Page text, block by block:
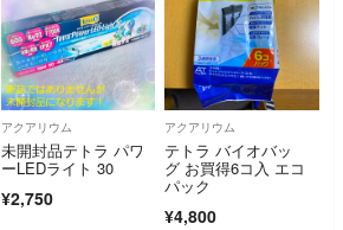
アクアリウム
未開封品テトラ パワ
ーLEDライト 30
¥2,750
アクアリウム
テトラ バイオバッ
グ お買得6コ入 エコ
パック
¥4,800